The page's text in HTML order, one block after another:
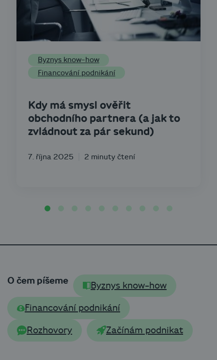
Byznys know-how
Financování podnikání
Kdy má smysl ověřit
obchodního partnera (a jak to
zvládnout za pár sekund)
7. října 2025 2 minuty čtení
O čem píšeme Byznys know-how
Financování podnikání
Rozhovory Začínám podnikat